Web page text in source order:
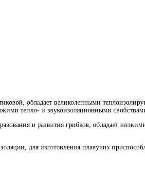
обладает великолепными
тепло- и звукоизоляционными
и развития грибков, обладает
для изготовления плавучих